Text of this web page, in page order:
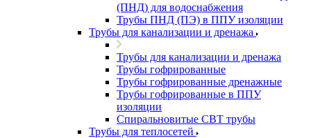
(ПНД) для водоснабжения
Трубы ПНД (ПЭ) в ППУ изоляции
Трубы для канализации и дренажа
Трубы для канализации и дренажа
Трубы гофрированные
Трубы гофрированные дренажные
Трубы гофрированные в ППУ
изоляции
Спиральновитые СВТ трубы
Трубы для теплосетей